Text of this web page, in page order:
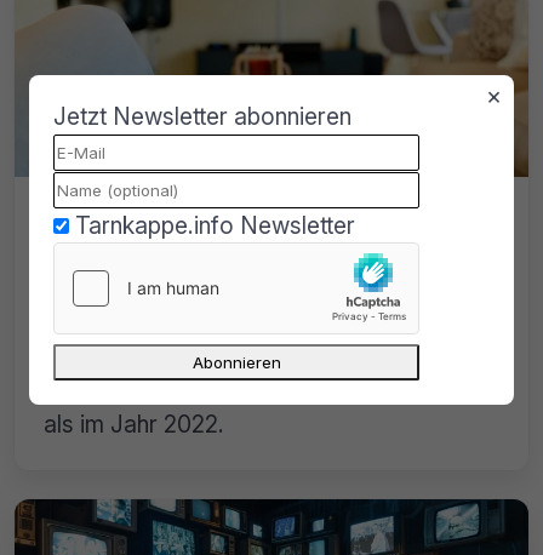
7,7 Mio. Deutsche nutzen illegales
IPTV, immer mehr werden erwischt:
Welche Konsequenzen drohen?
Laut einer aktuellen Studie nutzten 2025
rund 7,7 Millionen Deutsche illegale
Streams. Das sind fast zwei Millionen mehr
als im Jahr 2022.
×
Jetzt Newsletter abonnieren
Tarnkappe.info Newsletter